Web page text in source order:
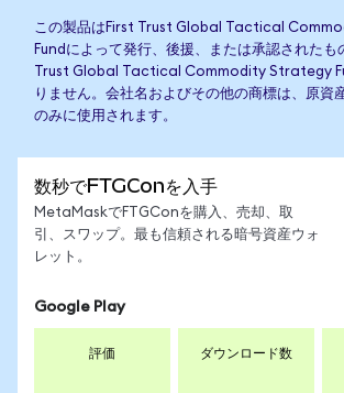
この製品はFirst Trust Global Tactical
Fundによって発行、後援、または承認されたも
Trust Global Tactical Commodity Strategy
りません。会社名およびその他の商標は、原資
のみに使用されます。
数秒でFTGConを入手
MetaMaskでFTGConを購入、売却、取
引、スワップ。最も信頼される暗号資産ウォ
レット。
Google Play
評価 ダウンロード数